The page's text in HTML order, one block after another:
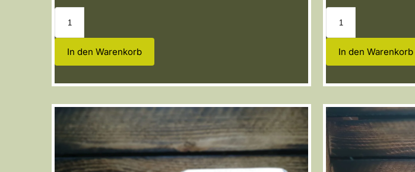
In den Warenkorb In den Warenkorb